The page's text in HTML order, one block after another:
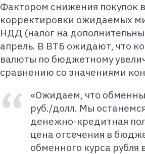
Фактором снижения покупок
корректировки ожидаемых
НДД (налог на
апрель. В ВТБ ожидают, что
валюты по бюджетному
сравнению со значениями
«Ожидаем, что
руб./долл. Мы
денежно-кредитная
цена отсечения в
обменного курса рубля